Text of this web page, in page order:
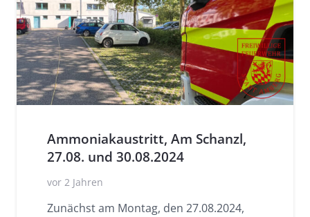
Ammoniakaustritt, Am Schanzl,
27.08. und 30.08.2024
vor 2 Jahren
Zunächst am Montag, den 27.08.2024,